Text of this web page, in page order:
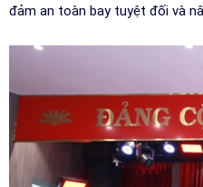
đảm an toàn bay tuyệt đối và